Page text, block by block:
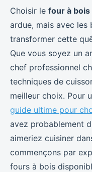
Choisir le four à
ardue, mais avec les
transformer cette
Que vous soyez un
chef professionnel
techniques de
meilleur choix. Pour
guide ultime pour
avez probablement
aimeriez cuisiner
commençons par
fours à bois